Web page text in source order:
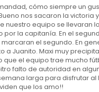
cómo siempre un
nos sacaron la victoria
nuestro equipo se llevaran
por la capitanía. En el
el segundo. En
a Juanito. Maxi muy
que el equipo trae mucho
falto de autoridad en
larga para disfrutar al
que los amo!!